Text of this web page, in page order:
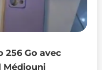
256 Go avec
Médiouni